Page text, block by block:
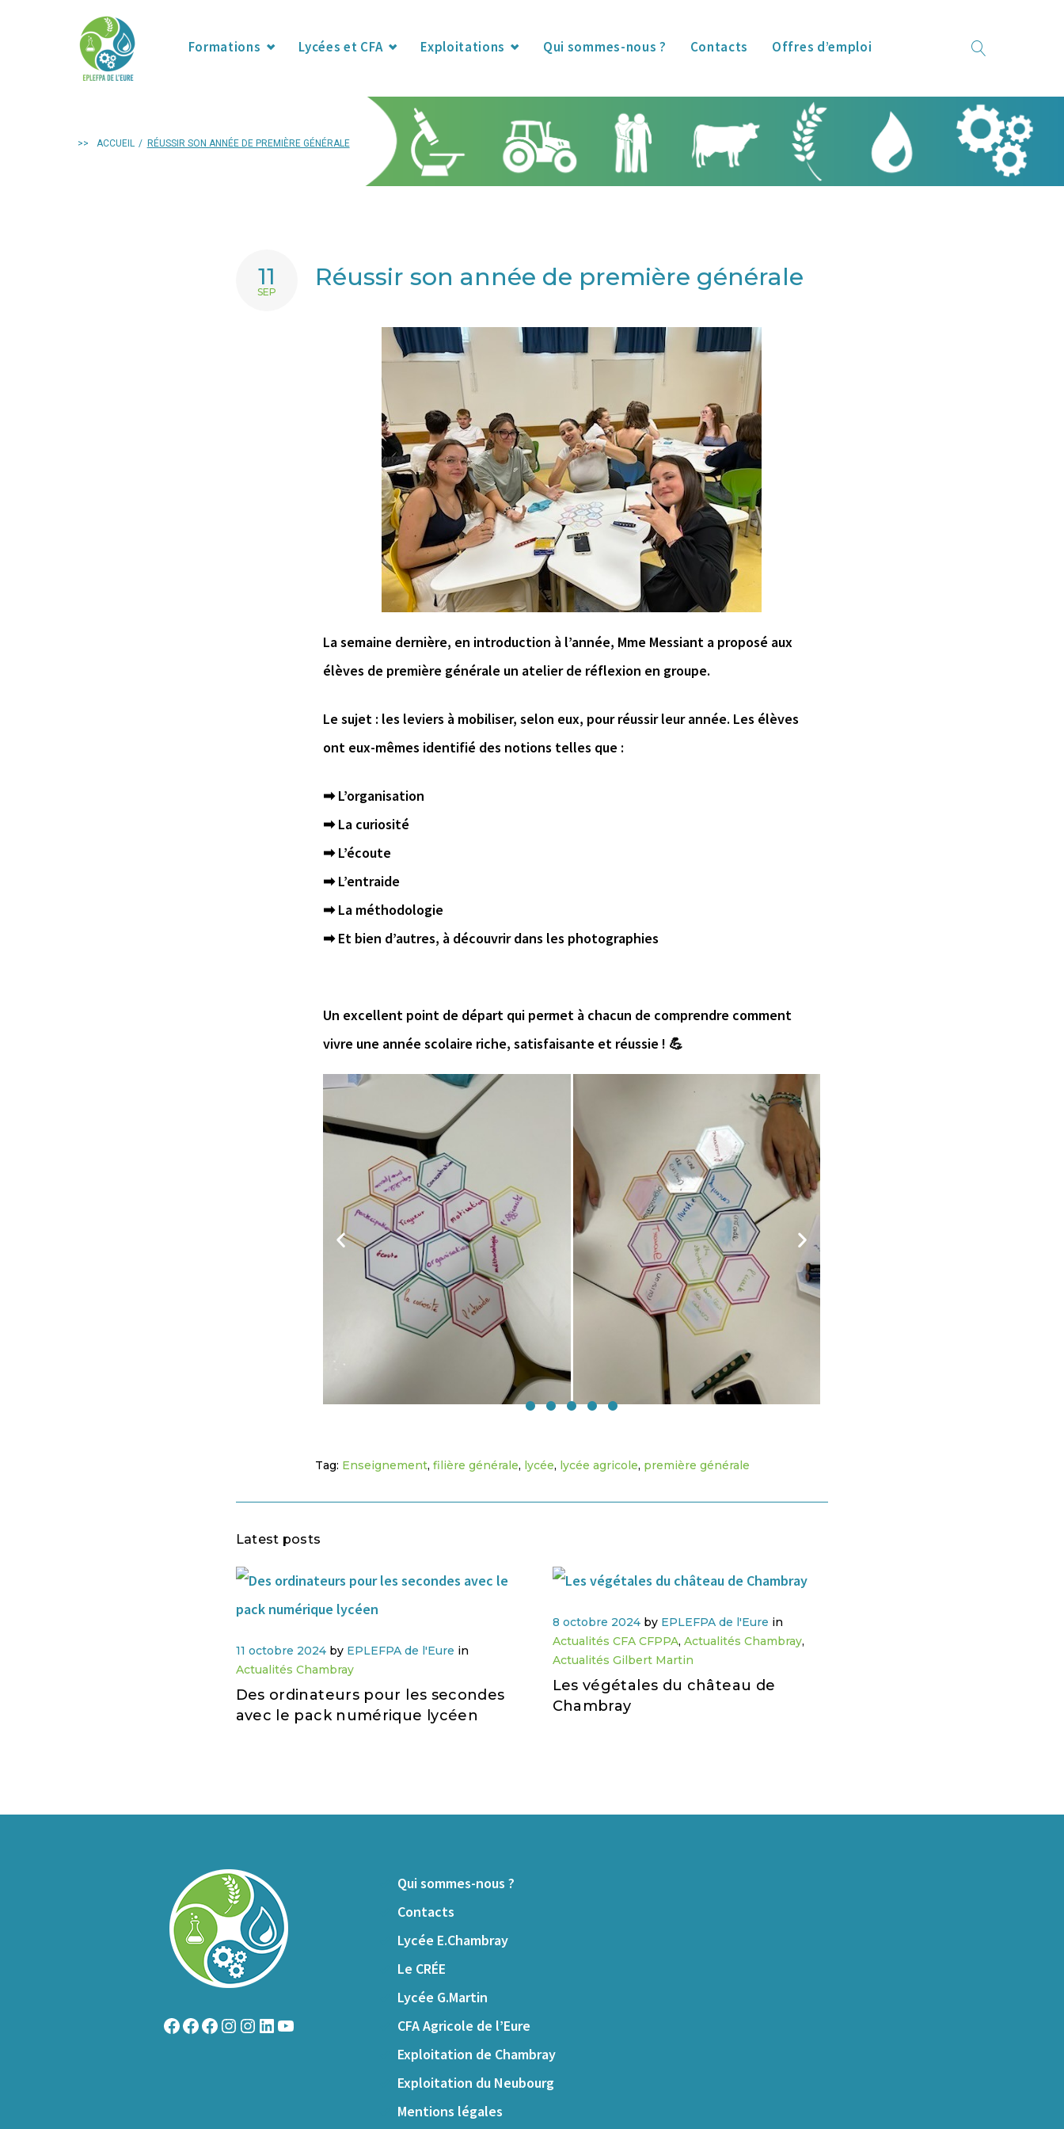
Formations Lycées et CFA Exploitations Qui sommes-nous ? Contacts Offres d’emploi
>> ACCUEIL / RÉUSSIR SON ANNÉE DE PREMIÈRE GÉNÉRALE
11
SEP
Réussir son année de première générale
La semaine dernière, en introduction à l’année, Mme Messiant a proposé aux
élèves de première générale un atelier de réflexion en groupe.
Le sujet : les leviers à mobiliser, selon eux, pour réussir leur année. Les élèves
ont eux-mêmes identifié des notions telles que :
➡ L’organisation
➡ La curiosité
➡ L’écoute
➡ L’entraide
➡ La méthodologie
➡ Et bien d’autres, à découvrir dans les photographies
Un excellent point de départ qui permet à chacun de comprendre comment
vivre une année scolaire riche, satisfaisante et réussie ! 💪
Tag: Enseignement, filière générale, lycée, lycée agricole, première générale
Latest posts
11 octobre 2024 by EPLEFPA de l'Eure in
Actualités Chambray
Des ordinateurs pour les secondes
avec le pack numérique lycéen
8 octobre 2024 by EPLEFPA de l'Eure in
Actualités CFA CFPPA, Actualités Chambray,
Actualités Gilbert Martin
Les végétales du château de
Chambray
Qui sommes-nous ?
Contacts
Lycée E.Chambray
Le CRÉE
Lycée G.Martin
CFA Agricole de l’Eure
Exploitation de Chambray
Exploitation du Neubourg
Mentions légales